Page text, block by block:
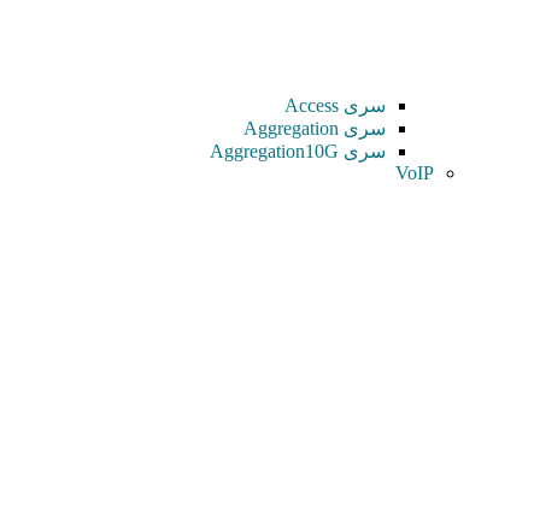
سری Access
سری Aggregation
سری Aggregation10G
VoIP